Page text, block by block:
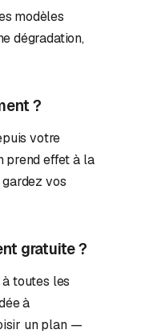
modèles
dégradation,
?
votre
prend effet à la
vos
gratuite ?
à toutes les
à
un plan —